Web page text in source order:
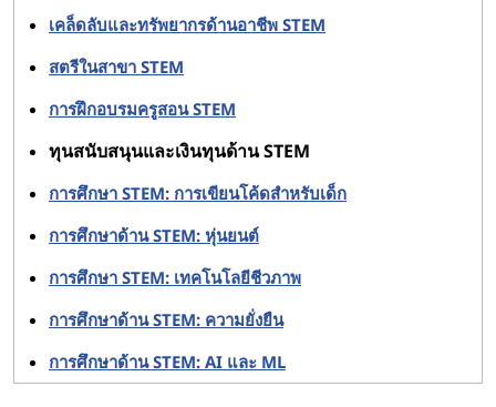
เคล็ดลับและทรัพยากรด้านอาชีพ STEM
สตรีในสาขา STEM
การฝึกอบรมครูสอน STEM
ทุนสนับสนุนและเงินทุนด้าน STEM
การศึกษา STEM: การเขียนโค้ดสำหรับเด็ก
การศึกษาด้าน STEM: หุ่นยนต์
การศึกษา STEM: เทคโนโลยีชีวภาพ
การศึกษาด้าน STEM: ความยั่งยืน
การศึกษาด้าน STEM: AI และ ML